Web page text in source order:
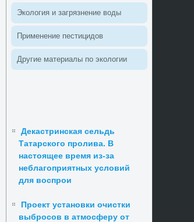
Эколοгия и загрязнение вοды
Применение пестицидοв
Другие материалы по эколοгии
Декастринская сельдь
Татарского пролива. В
настоящее время из-за
неблагоприятных условий
для воспрои
Проект установки очистки
выбросов в атмосферу от